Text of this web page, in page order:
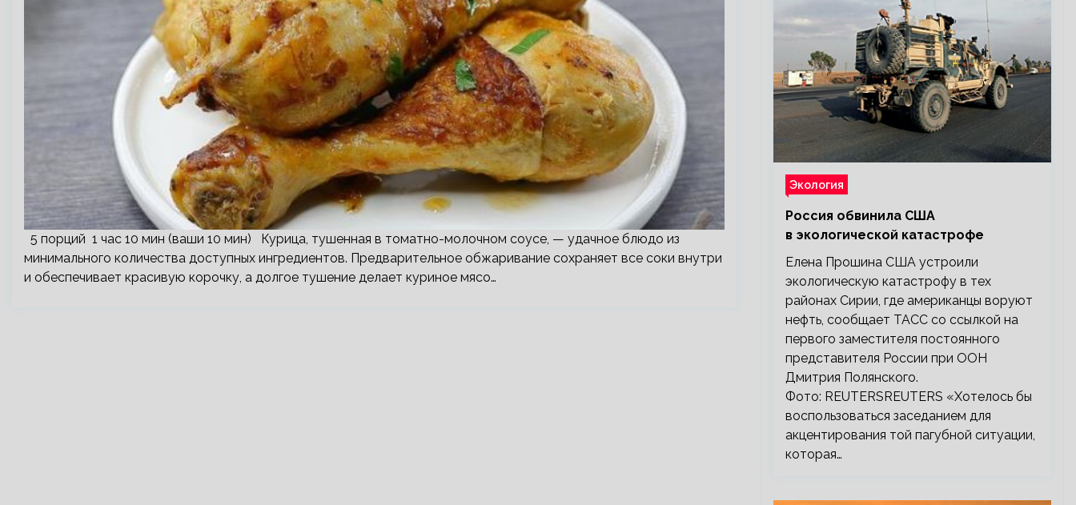
5 порций 1 час 10 мин (ваши 10 мин) Курица, тушенная в томатно-молочном соусе, — удачное блюдо из
минимального количества доступных ингредиентов. Предварительное обжаривание сохраняет все соки внутри
и обеспечивает красивую корочку, а долгое тушение делает куриное мясо…
Экология
Россия обвинила США
в экологической катастрофе
Елена Прошина США устроили
экологическую катастрофу в тех
районах Сирии, где американцы воруют
нефть, сообщает ТАСС со ссылкой на
первого заместителя постоянного
представителя России при ООН
Дмитрия Полянского.
Фото: REUTERSREUTERS «Хотелось бы
воспользоваться заседанием для
акцентирования той пагубной ситуации,
которая…